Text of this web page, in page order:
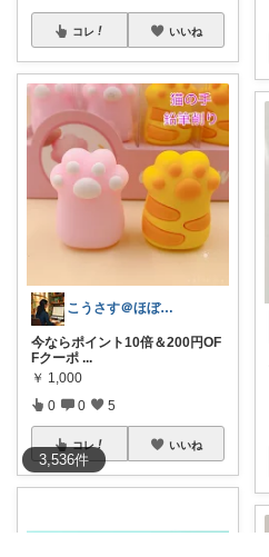
3,536件
コレ いいね
こうさす＠ほぼ毎日更新
今ならポイント10倍＆200円OF
Fクーポ ...
￥ 1,000
0 0 5
コレ いいね